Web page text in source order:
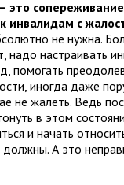
это
инвалидам с
не нужна.
надо настраивать
помогать
иногда даже
не жалеть. Ведь
в этом
и начать
А это